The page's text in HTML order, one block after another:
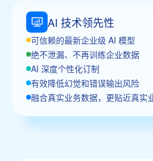
AI 技术领先性
可信赖的最新企业级 AI 模型
绝不泄漏、不再训练企业数据
AI 深度个性化订制
有效降低幻觉和错误输出风险
融合真实业务数据，更贴近真实